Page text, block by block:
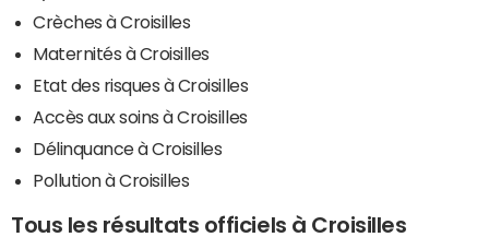
Crèches à Croisilles
Maternités à Croisilles
Etat des risques à Croisilles
Accès aux soins à Croisilles
Délinquance à Croisilles
Pollution à Croisilles
Tous les résultats officiels à Croisilles